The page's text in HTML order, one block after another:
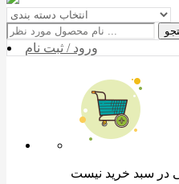
ورود / ثبت نام